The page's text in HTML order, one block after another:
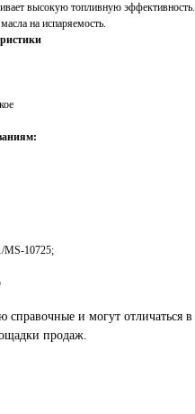
высокую топливную эффективность.
на испаряемость.
MS-10725;
и могут отличаться в
продаж.